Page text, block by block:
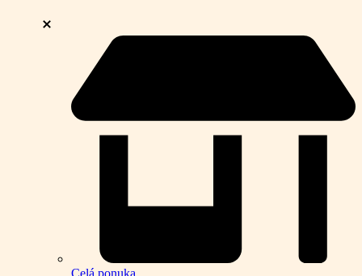
Celá ponuka